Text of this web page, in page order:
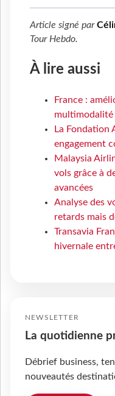
Article signé par
Tour Hebdo.
À lire aussi
France :
multimodalité
La Fondation
engagement
Malaysia
vols grâce à
avancées
Analyse des
retards mais
Transavia
hivernale
NEWSLETTER
La quotidienne
Débrief business,
nouveautés